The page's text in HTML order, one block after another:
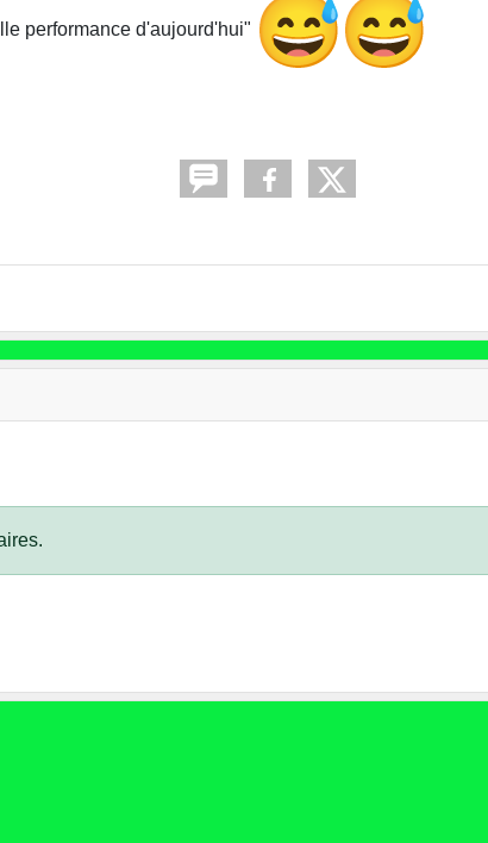
performance d'aujourd'hui"